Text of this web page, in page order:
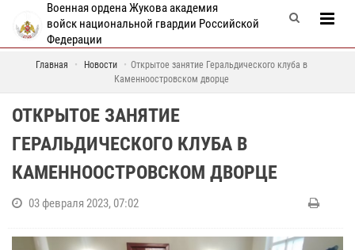
Военная ордена Жукова академия
войск национальной гвардии Российской
Федерации
Главная Новости
Открытое занятие Геральдического клуба в
Каменноостровском дворце
ОТКРЫТОЕ ЗАНЯТИЕ
ГЕРАЛЬДИЧЕСКОГО КЛУБА В
КАМЕННООСТРОВСКОМ ДВОРЦЕ
03 февраля 2023, 07:02